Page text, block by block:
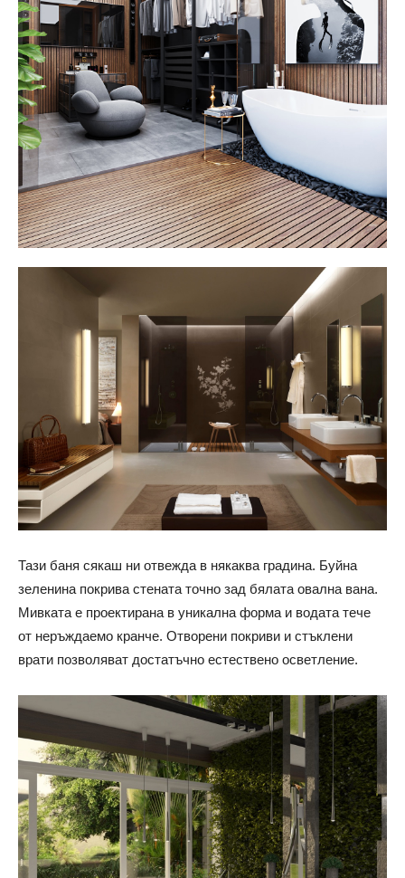
Тази баня сякаш ни отвежда в някаква градина. Буйна
зеленина покрива стената точно зад бялата овална вана.
Мивката е проектирана в уникална форма и водата тече
от неръждаемо кранче. Отворени покриви и стъклени
врати позволяват достатъчно естествено осветление.